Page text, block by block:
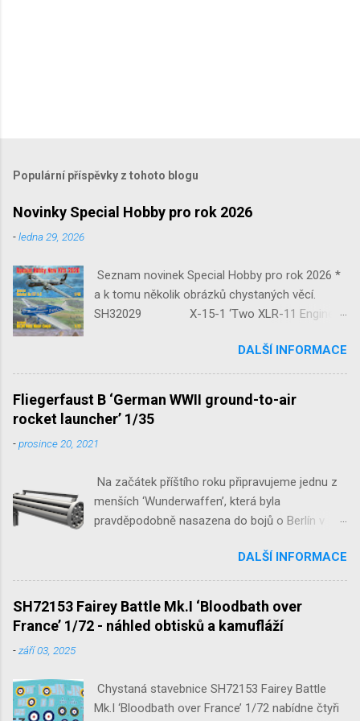
Populární příspěvky z tohoto blogu
Novinky Special Hobby pro rok 2026
-ledna 29, 2026
Seznam novinek Special Hobby pro rok 2026 *
a k tomu několik obrázků chystaných věcí.
SH32029 X-15-1 ‘Two XLR-11 Engines’
‘Guardians of Sion’ 1/32 SH32092
JB-2 Loon ‘US Version of V-1 Missile’
1/32 1/32 SH48052 Seafire
Mk.III 1/48 reissue SH48160
Baltimore Mk.I 1/48 ...
DALŠÍ INFORMACE
Fliegerfaust B ‘German WWII ground-to-air
rocket launcher’ 1/35
-prosince 20, 2021
Na začátek příštího roku připravujeme jednu z
menších ‘Wunderwaffen’, která byla
pravděpodobně nasazena do bojů o Berlín v
raketovou protiletadlovou zbraň. V setu 3148
detailní odlitky této zbraně, v měřítku 1/35,
doplní leptané popruhy nábojových schránek.
DALŠÍ INFORMACE
SH72153 Fairey Battle Mk.I ‘Bloodbath over
France’ 1/72 - náhled obtisků a kamufláží
-září 03, 2025
Chystaná stavebnice SH72153 Fairey Battle
Mk.I ‘Bloodbath over France’ 1/72 nabídne čtyři